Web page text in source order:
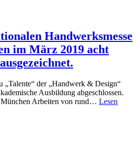
Handwerksmesse
im März 2019 acht
„Talente“ der „Handwerk & Design“
Ausbildung abgeschlossen.
München Arbeiten von rund… Lesen